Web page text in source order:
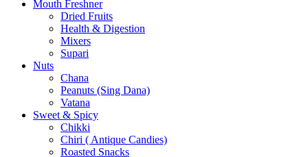
Mouth Freshner
Dried Fruits
Health & Digestion
Mixers
Supari
Nuts
Chana
Peanuts (Sing Dana)
Vatana
Sweet & Spicy
Chikki
Chiri ( Antique Candies)
Roasted Snacks